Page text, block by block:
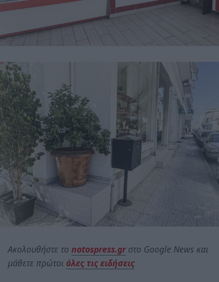
Ακολουθήστε το notospress.grστο Google News και
μάθετε πρώτοι όλες τις ειδήσεις